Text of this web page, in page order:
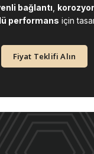
bağlantı
performans için
Fiyat Teklifi Alın